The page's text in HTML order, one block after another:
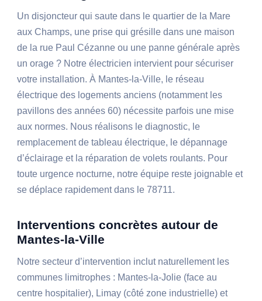
Un disjoncteur qui saute dans le quartier de la Mare
aux Champs, une prise qui grésille dans une maison
de la rue Paul Cézanne ou une panne générale après
un orage ? Notre électricien intervient pour sécuriser
votre installation. À Mantes-la-Ville, le réseau
électrique des logements anciens (notamment les
pavillons des années 60) nécessite parfois une mise
aux normes. Nous réalisons le diagnostic, le
remplacement de tableau électrique, le dépannage
d’éclairage et la réparation de volets roulants. Pour
toute urgence nocturne, notre équipe reste joignable et
se déplace rapidement dans le 78711.
Interventions concrètes autour de
Mantes-la-Ville
Notre secteur d’intervention inclut naturellement les
communes limitrophes : Mantes-la-Jolie (face au
centre hospitalier), Limay (côté zone industrielle) et